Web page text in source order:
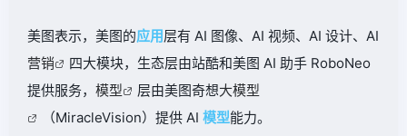
美图表示，美图的应用层有 AI 图像、AI 视频、AI 设计、AI
营销
四大模块，生态层由站酷和美图 AI 助手 RoboNeo
提供服务， 模型 层由美图奇想大模型
（MiracleVision）提供 AI 模型能力。